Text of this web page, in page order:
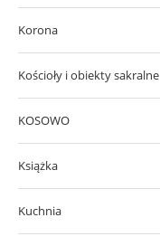
Korona
Kościoły i obiekty sakralne
KOSOWO
Książka
Kuchnia